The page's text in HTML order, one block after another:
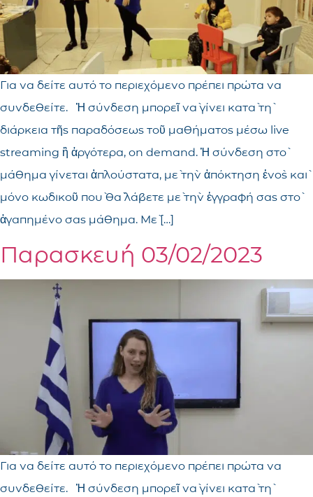
Για να δείτε αυτό το περιεχόμενο πρέπει πρώτα να
συνδεθείτε. Ἡ σύνδεση μπορεῖ νὰ γίνει κατὰ τὴ
διάρκεια τῆς παραδόσεως τοῦ μαθήματος μέσω live
streaming ἢ ἀργότερα, on demand. Ἡ σύνδεση στὸ
μάθημα γίνεται ἁπλούστατα, μὲ τὴν ἀπόκτηση ἑνὸς καὶ
μόνο κωδικοῦ ποὺ θὰ λάβετε μὲ τὴν ἐγγραφή σας στὸ
ἀγαπημένο σας μάθημα. Μὲ […]
Παρασκευή 03/02/2023
Για να δείτε αυτό το περιεχόμενο πρέπει πρώτα να
συνδεθείτε. Ἡ σύνδεση μπορεῖ νὰ γίνει κατὰ τὴ